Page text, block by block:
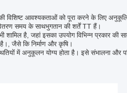
आवश्यकताओं को पूरा करने के लिए
समय के साथभुगतान की शर्तें TT हैं।
है, जहां इसका उपयोग विभिन्न प्रकार की
जैसे कि निर्माण और कृषि।
में अनुकूलन योग्य होता है। इसे संभालना और